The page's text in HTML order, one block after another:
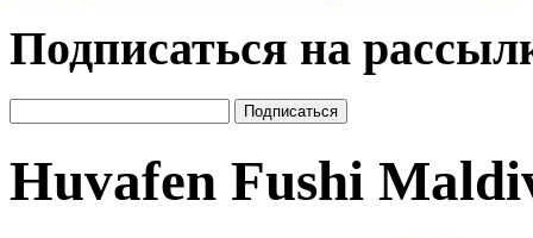
Подписаться на
Huvafen Fushi